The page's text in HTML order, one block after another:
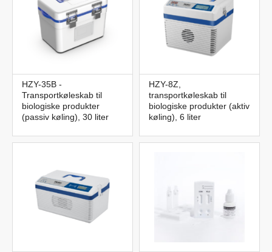
HZY-35B -
Transportkøleskab til
biologiske produkter
(passiv køling), 30 liter
HZY-8Z,
transportkøleskab til
biologiske produkter (aktiv
køling), 6 liter